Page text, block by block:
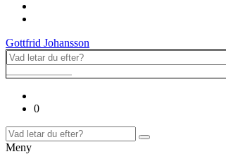
Gottfrid Johansson
0
Meny